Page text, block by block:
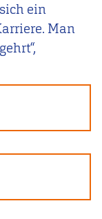
ein
Man